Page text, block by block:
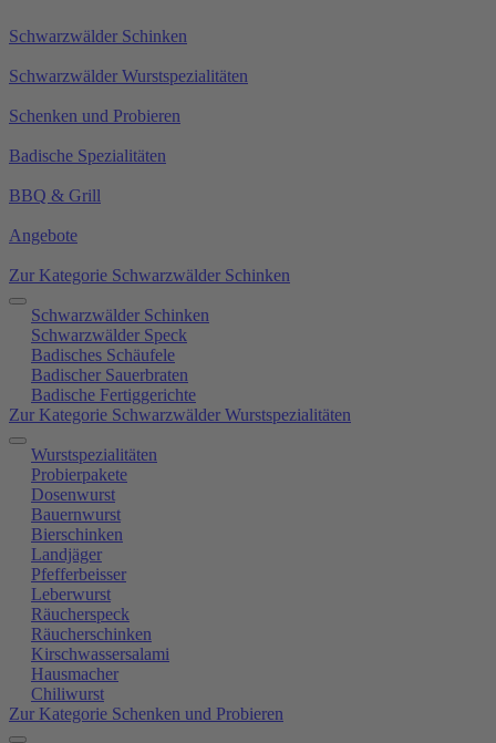
Schwarzwälder Schinken
Schwarzwälder Wurstspezialitäten
Schenken und Probieren
Badische Spezialitäten
BBQ & Grill
Angebote
Zur Kategorie Schwarzwälder Schinken
Schwarzwälder Schinken
Schwarzwälder Speck
Badisches Schäufele
Badischer Sauerbraten
Badische Fertiggerichte
Zur Kategorie Schwarzwälder Wurstspezialitäten
Wurstspezialitäten
Probierpakete
Dosenwurst
Bauernwurst
Bierschinken
Landjäger
Pfefferbeisser
Leberwurst
Räucherspeck
Räucherschinken
Kirschwassersalami
Hausmacher
Chiliwurst
Zur Kategorie Schenken und Probieren